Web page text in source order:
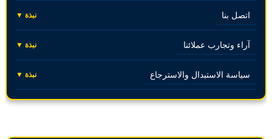
اتصل بنا نبذة ▼
آراء وتجارب عملائنا نبذة ▼
سياسة الاستبدال والاسترجاع نبذة ▼